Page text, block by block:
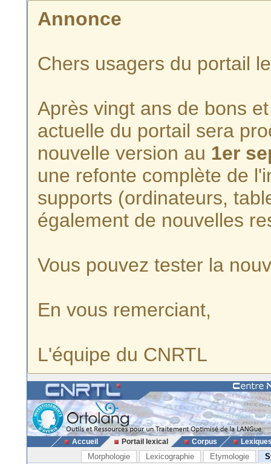
Annonce
Chers usagers du portail
Après vingt ans de bons
actuelle du portail sera
nouvelle version au 1er
une refonte complète de
supports (ordinateurs,
également de nouvelles
Vous pouvez tester la
En vous remerciant,
L'équipe du CNRTL
Accueil Portail lexical Corpus
Morphologie Lexicographie Etymologie